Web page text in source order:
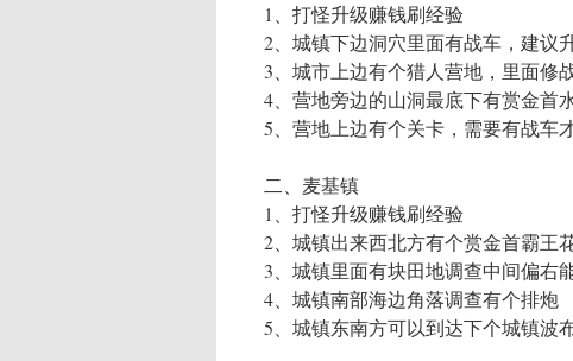
1、打怪升级赚钱刷经验
2、城镇下边洞穴里面有战车，建议
3、城市上边有个猎人营地，里面修
4、营地旁边的山洞最底下有赏金首
5、营地上边有个关卡，需要有战车
二、麦基镇
1、打怪升级赚钱刷经验
2、城镇出来西北方有个赏金首霸王
3、城镇里面有块田地调查中间偏右
4、城镇南部海边角落调查有个排炮
5、城镇东南方可以到达下个城镇波